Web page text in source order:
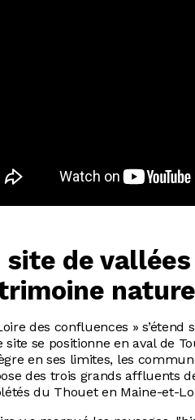
site de
des confluences » s’étend
site se positionne en aval de
en ses limites, les
des trois grands affluents
du Thouet en Maine-et-